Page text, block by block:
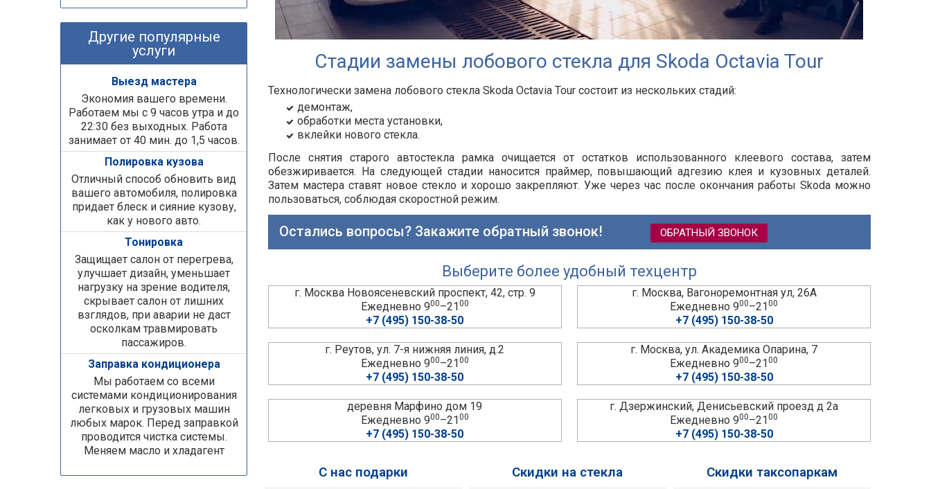
Другие популярные
услуги
Выезд мастера
Экономия вашего времени.
Работаем мы с 9 часов утра и до
22:30 без выходных. Работа
занимает от 40 мин. до 1,5 часов.
Полировка кузова
Отличный способ обновить вид
вашего автомобиля, полировка
придает блеск и сияние кузову,
как у нового авто.
Тонировка
Защищает салон от перегрева,
улучшает дизайн, уменьшает
нагрузку на зрение водителя,
скрывает салон от лишних
взглядов, при аварии не даст
осколкам травмировать
пассажиров.
Заправка кондиционера
Мы работаем со всеми
системами кондиционирования
легковых и грузовых машин
любых марок. Перед заправкой
проводится чистка системы.
Меняем масло и хладагент
Стадии замены лобового стекла для Skoda Octavia Tour
Технологически замена лобового стекла Skoda Octavia Tour состоит из нескольких стадий:
демонтаж,
обработки места установки,
вклейки нового стекла.
После снятия старого автостекла рамка очищается от остатков использованного клеевого состава, затем
обезжиривается. На следующей стадии наносится праймер, повышающий адгезию клея и кузовных деталей.
Затем мастера ставят новое стекло и хорошо закрепляют. Уже через час после окончания работы Skoda можно
пользоваться, соблюдая скоростной режим.
Остались вопросы? Закажите обратный звонок! ОБРАТНЫЙ ЗВОНОК
Выберите более удобный техцентр
г. Москва Новоясеневский проспект, 42, стр. 9
Ежедневно 900–2100
+7 (495) 150-38-50
г. Москва, Вагоноремонтная ул, 26А
Ежедневно 900–2100
+7 (495) 150-38-50
г. Реутов, ул. 7-я нижняя линия, д.2
Ежедневно 900–2100
+7 (495) 150-38-50
г. Москва, ул. Академика Опарина, 7
Ежедневно 900–2100
+7 (495) 150-38-50
деревня Марфино дом 19
Ежедневно 900–2100
+7 (495) 150-38-50
г. Дзержинский, Денисьевский проезд д 2а
Ежедневно 900–2100
+7 (495) 150-38-50
С нас подарки Скидки на стекла Скидки таксопаркам